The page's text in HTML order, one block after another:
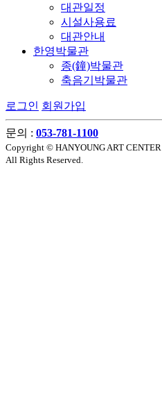
대관일정
시설사용료
대관안내
한영박물관
종(鐘)박물관
축음기박물관
로그인 회원가입
문의 : 053-781-1100
Copyright © HANYOUNG ART CENTER
All Rights Reserved.